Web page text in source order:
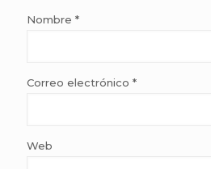
Nombre *
Correo electrónico *
Web